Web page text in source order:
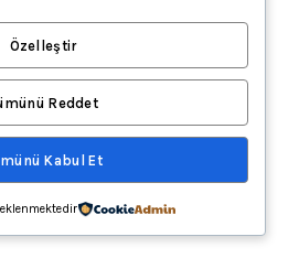
Özelleştir
Reddet
Kabul Et